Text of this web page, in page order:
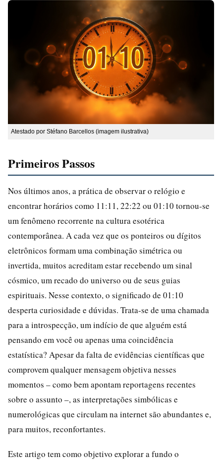
Atestado por Stéfano Barcellos (imagem ilustrativa)
Primeiros Passos
Nos últimos anos, a prática de observar o relógio e
encontrar horários como 11:11, 22:22 ou 01:10 tornou-se
um fenômeno recorrente na cultura esotérica
contemporânea. A cada vez que os ponteiros ou dígitos
eletrônicos formam uma combinação simétrica ou
invertida, muitos acreditam estar recebendo um sinal
cósmico, um recado do universo ou de seus guias
espirituais. Nesse contexto, o significado de 01:10
desperta curiosidade e dúvidas. Trata-se de uma chamada
para a introspecção, um indício de que alguém está
pensando em você ou apenas uma coincidência
estatística? Apesar da falta de evidências científicas que
comprovem qualquer mensagem objetiva nesses
momentos – como bem apontam reportagens recentes
sobre o assunto –, as interpretações simbólicas e
numerológicas que circulam na internet são abundantes e,
para muitos, reconfortantes.
Este artigo tem como objetivo explorar a fundo o